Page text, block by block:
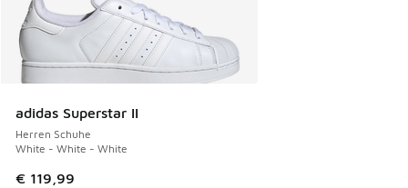
adidas Superstar II
Herren Schuhe
White - White - White
€ 119,99